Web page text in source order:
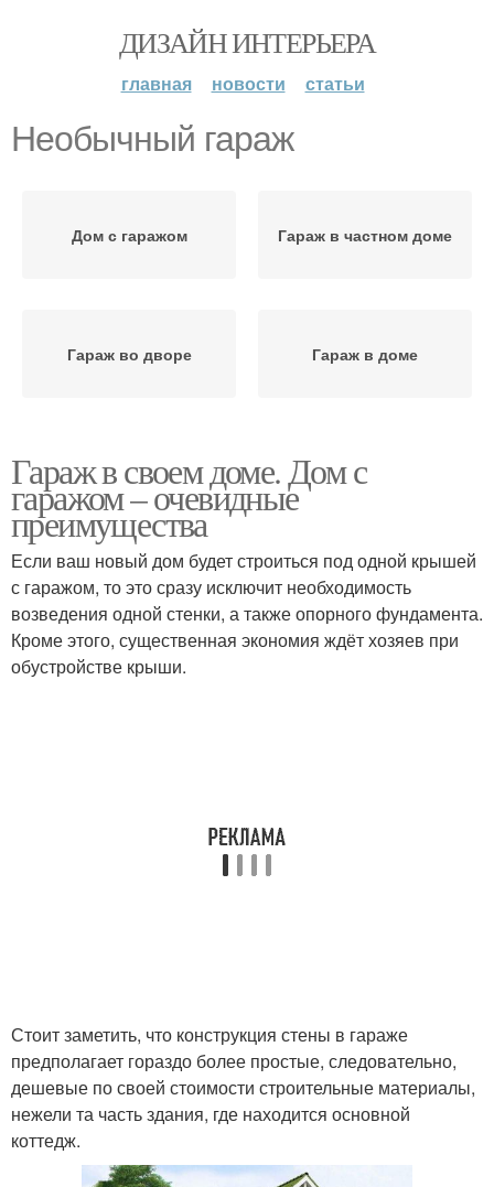
ДИЗАЙН ИНТЕРЬЕРА
главная новости статьи
Необычный гараж
Дом с гаражом Гараж в частном доме
Гараж во дворе Гараж в доме
Гараж в своем доме. Дом с
гаражом – очевидные
преимущества
Если ваш новый дом будет строиться под одной крышей
с гаражом, то это сразу исключит необходимость
возведения одной стенки, а также опорного фундамента.
Кроме этого, существенная экономия ждёт хозяев при
обустройстве крыши.
Стоит заметить, что конструкция стены в гараже
предполагает гораздо более простые, следовательно,
дешевые по своей стоимости строительные материалы,
нежели та часть здания, где находится основной
коттедж.